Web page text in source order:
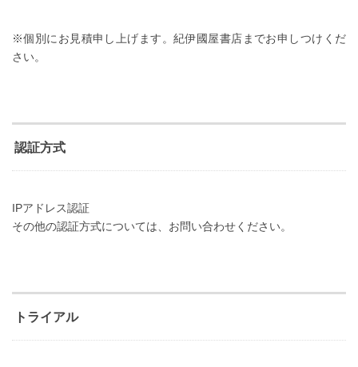
※個別にお見積申し上げます。紀伊國屋書店までお申しつけくだ
さい。
認証方式
IPアドレス認証
その他の認証方式については、お問い合わせください。
トライアル